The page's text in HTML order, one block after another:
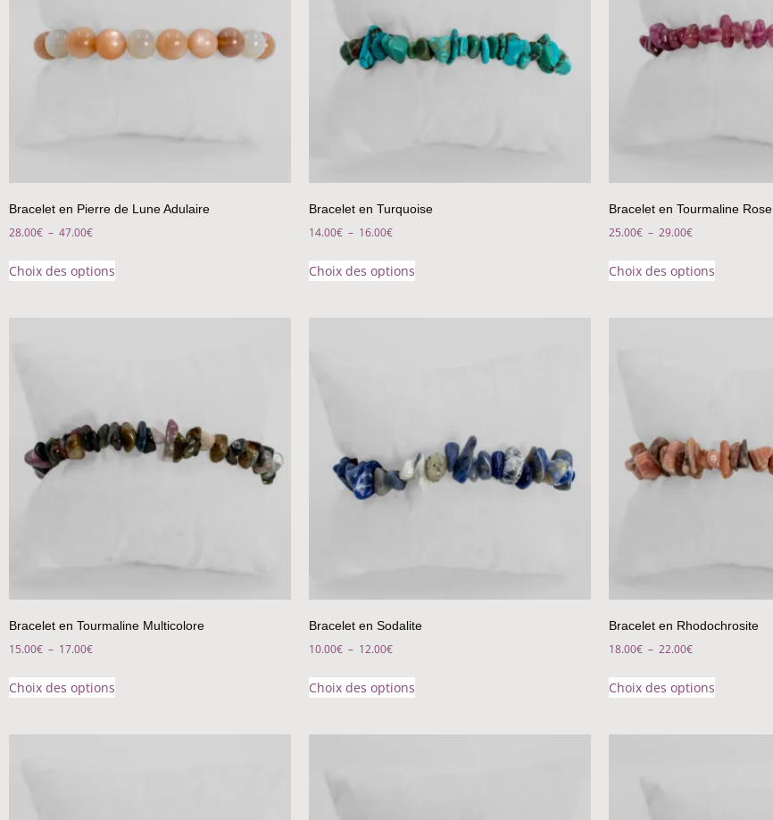
Bracelet en Pierre de Lune Adulaire
28.00€ – 47.00€
Choix des options
Bracelet en Turquoise
14.00€ – 16.00€
Choix des options
Bracelet en Tourmaline Rose
25.00€ – 29.00€
Choix des options
Bracelet en Tourmaline Multicolore
15.00€ – 17.00€
Choix des options
Bracelet en Sodalite
10.00€ – 12.00€
Choix des options
Bracelet en Rhodochrosite
18.00€ – 22.00€
Choix des options